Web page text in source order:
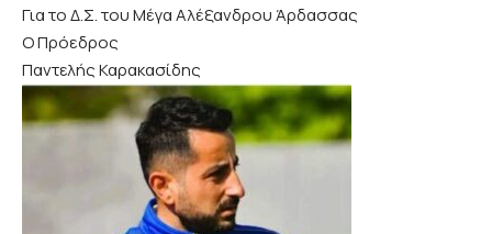
Για το Δ.Σ. του Μέγα Αλέξανδρου Άρδασσας
Ο Πρόεδρος
Παντελής Καρακασίδης